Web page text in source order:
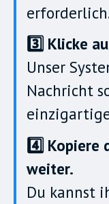
3️⃣ Klicke
Unser
Nachricht
4️⃣ Kopiere
weiter.
Du kannst